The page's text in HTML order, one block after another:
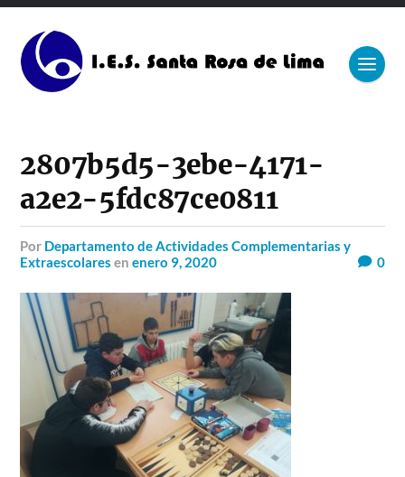
2807b5d5-3ebe-4171-
a2e2-5fdc87ce0811
por Departamento de Actividades Complementarias y
Extraescolares enenero 9, 2020 0